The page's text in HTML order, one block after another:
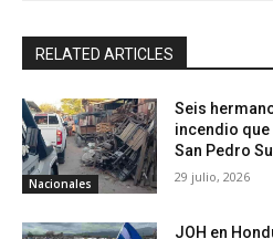
RELATED ARTICLES
Nacionales
Seis
incendio
San Pedro
29 julio, 2026
JOH en